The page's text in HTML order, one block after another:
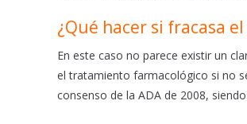
¿Qué hacer si fracasa
En este caso no parece existir un
el tratamiento farmacológico si no
consenso de la ADA de 2008,